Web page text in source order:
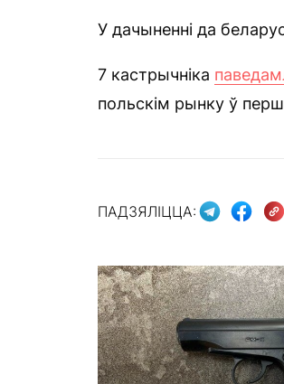
У дачыненні да
7 кастрычніка
польскім рынку ў
ПАДЗЯЛІЦЦА: